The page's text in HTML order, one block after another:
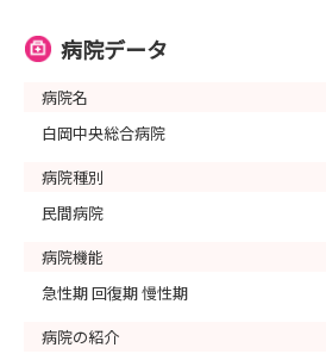
病院データ
病院名
白岡中央総合病院
病院種別
民間病院
病院機能
急性期 回復期 慢性期
病院の紹介